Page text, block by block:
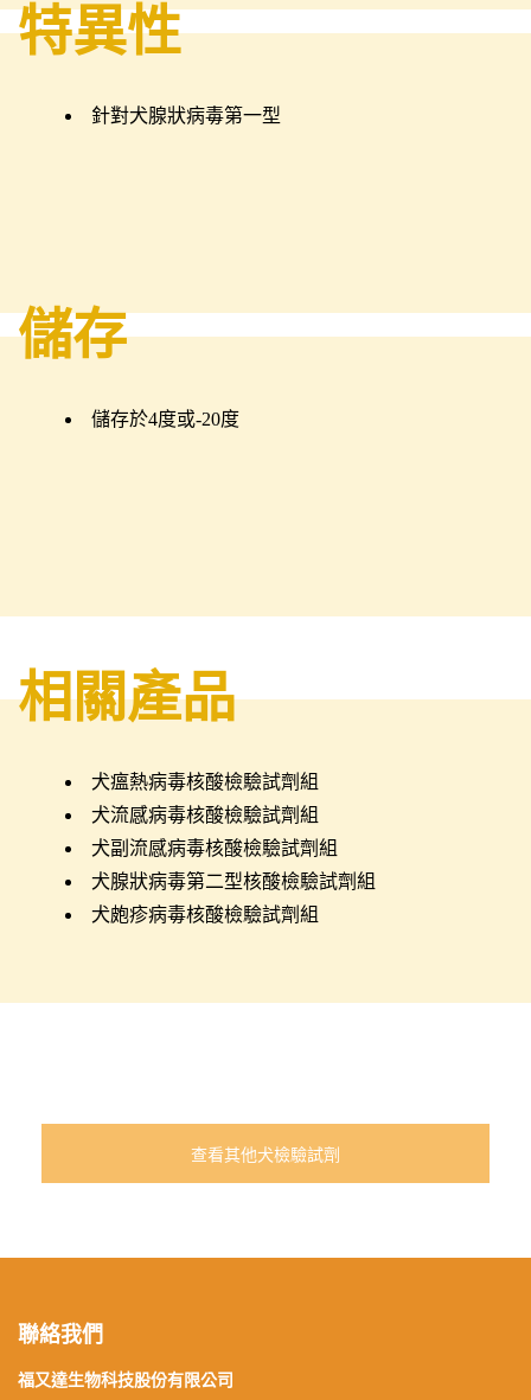
特異性
針對犬腺狀病毒第一型
儲存
儲存於4度或-20度
相關產品
犬瘟熱病毒核酸檢驗試劑組
犬流感病毒核酸檢驗試劑組
犬副流感病毒核酸檢驗試劑組
犬腺狀病毒第二型核酸檢驗試劑組
犬皰疹病毒核酸檢驗試劑組
查看其他犬檢驗試劑
聯絡我們
福又達生物科技股份有限公司